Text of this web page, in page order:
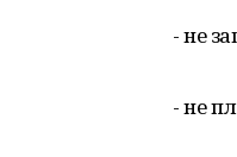
- не
- не